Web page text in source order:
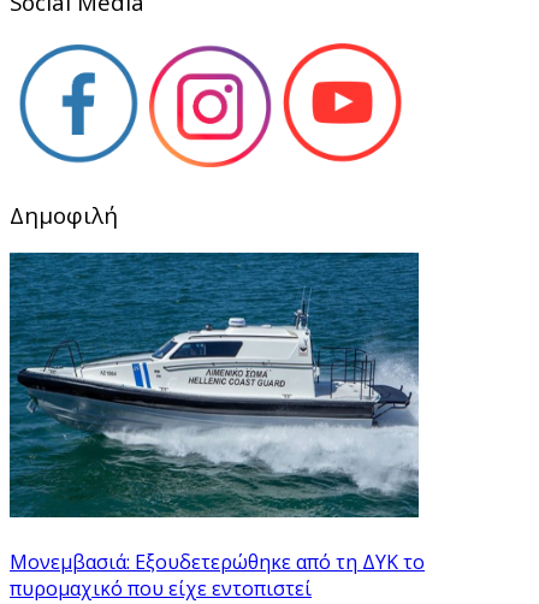
Δημοφιλή
Μονεμβασιά: Εξουδετερώθηκε από τη ΔΥΚ το
πυρομαχικό που είχε εντοπιστεί